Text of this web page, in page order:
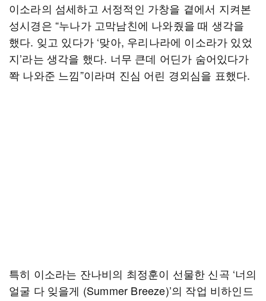
이소라의 섬세하고 서정적인 가창을 곁에서 지켜본
성시경은 “누나가 고막남친에 나와줬을 때 생각을
했다. 잊고 있다가 ‘맞아, 우리나라에 이소라가 있었
지’라는 생각을 했다. 너무 큰데 어딘가 숨어있다가
쫙 나와준 느낌”이라며 진심 어린 경외심을 표했다.
특히 이소라는 잔나비의 최정훈이 선물한 신곡 ‘너의
얼굴 다 잊을게 (Summer Breeze)’의 작업 비하인드